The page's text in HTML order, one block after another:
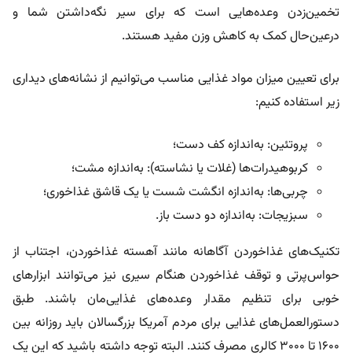
تخمین‌زدن وعده‌هایی است که برای سیر نگه‌داشتن شما و
در‌عین‌حال کمک به کاهش وزن مفید هستند.
برای تعیین میزان مواد غذایی مناسب می‌توانیم از نشانه‌های دیداری
زیر استفاده کنیم:
پروتئین: به‌اندازه کف دست؛
کربوهیدرات‌ها (غلات یا نشاسته): به‌اندازه مشت؛
چربی‌ها: به‌اندازه انگشت شست یا یک قاشق غذاخوری؛
سبزیجات: به‌اندازه دو دست باز.
تکنیک‌های غذاخوردن آگاهانه مانند آهسته غذاخوردن، اجتناب از
حواس‌پرتی و توقف غذاخوردن هنگام سیری نیز می‌توانند ابزارهای
خوبی برای تنظیم مقدار وعده‌های غذایی‌مان باشند. طبق
دستورالعمل‌های غذایی برای مردم آمریکا بزرگسالان باید روزانه بین
۱۶۰۰ تا ۳۰۰۰ کالری مصرف کنند. البته توجه داشته باشید که این یک